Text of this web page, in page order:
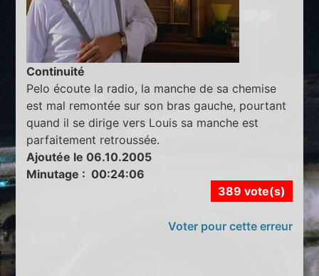
Continuité
Pelo écoute la radio, la manche de sa chemise
est mal remontée sur son bras gauche, pourtant
quand il se dirige vers Louis sa manche est
parfaitement retroussée.
Ajoutée le 06.10.2005
Minutage : 00:24:06
389 vote(s)
Voter pour cette erreur